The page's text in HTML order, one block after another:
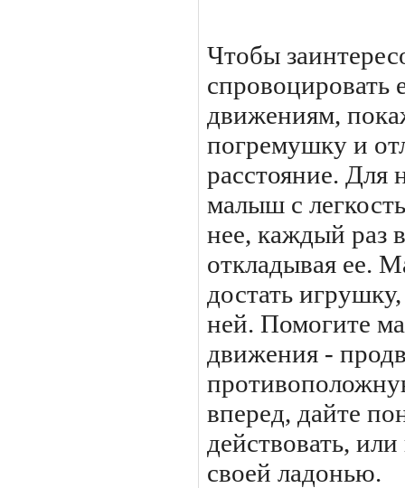
Чтобы
спровоцировать
движениям,
погремушку и
расстояние. Для
малыш с
нее, каждый раз
откладывая ее.
достать
ней. Помогите
движения -
вперед, дайте
действовать,
своей ладонью.